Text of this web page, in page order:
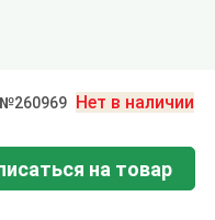
Нет в наличии
на товар